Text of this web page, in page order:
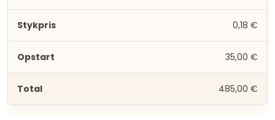
0,18 €
35,00 €
485,00 €